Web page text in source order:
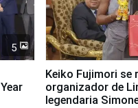
5
Keiko Fujimori se
organizador de
legendaria